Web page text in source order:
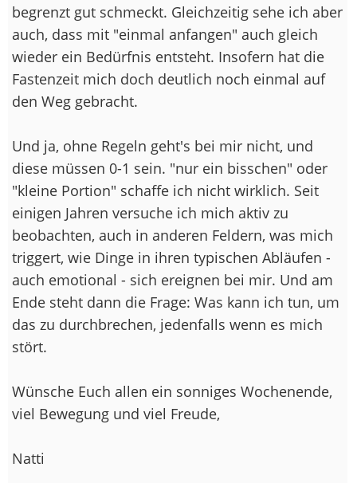
begrenzt gut schmeckt. Gleichzeitig sehe ich aber
auch, dass mit "einmal anfangen" auch gleich
wieder ein Bedürfnis entsteht. Insofern hat die
Fastenzeit mich doch deutlich noch einmal auf
den Weg gebracht.
Und ja, ohne Regeln geht's bei mir nicht, und
diese müssen 0-1 sein. "nur ein bisschen" oder
"kleine Portion" schaffe ich nicht wirklich. Seit
einigen Jahren versuche ich mich aktiv zu
beobachten, auch in anderen Feldern, was mich
triggert, wie Dinge in ihren typischen Abläufen -
auch emotional - sich ereignen bei mir. Und am
Ende steht dann die Frage: Was kann ich tun, um
das zu durchbrechen, jedenfalls wenn es mich
stört.
Wünsche Euch allen ein sonniges Wochenende,
viel Bewegung und viel Freude,
Natti